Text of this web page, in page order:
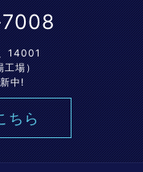
14001
工場）
中!
ちら